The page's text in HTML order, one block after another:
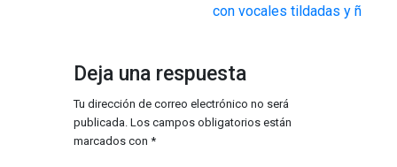
con vocales tildadas y ñ
Deja una respuesta
Tu dirección de correo electrónico no será
publicada. Los campos obligatorios están
marcados con *